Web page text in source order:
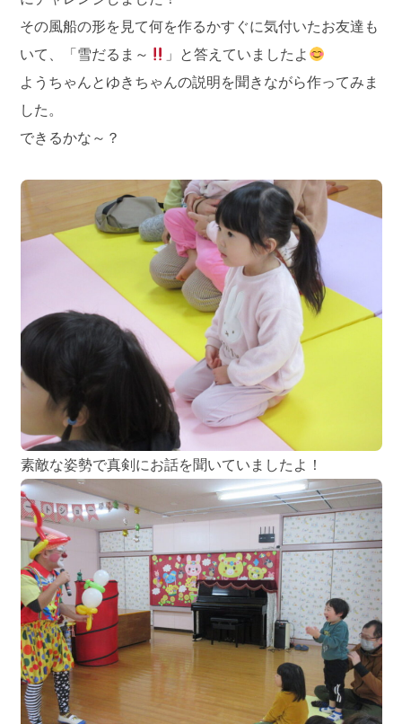
その風船の形を見て何を作るかすぐに気付いたお友達も
いて、「雪だるま～
」と答えていましたよ
ようちゃんとゆきちゃんの説明を聞きながら作ってみま
した。
できるかな～？
素敵な姿勢で真剣にお話を聞いていましたよ！